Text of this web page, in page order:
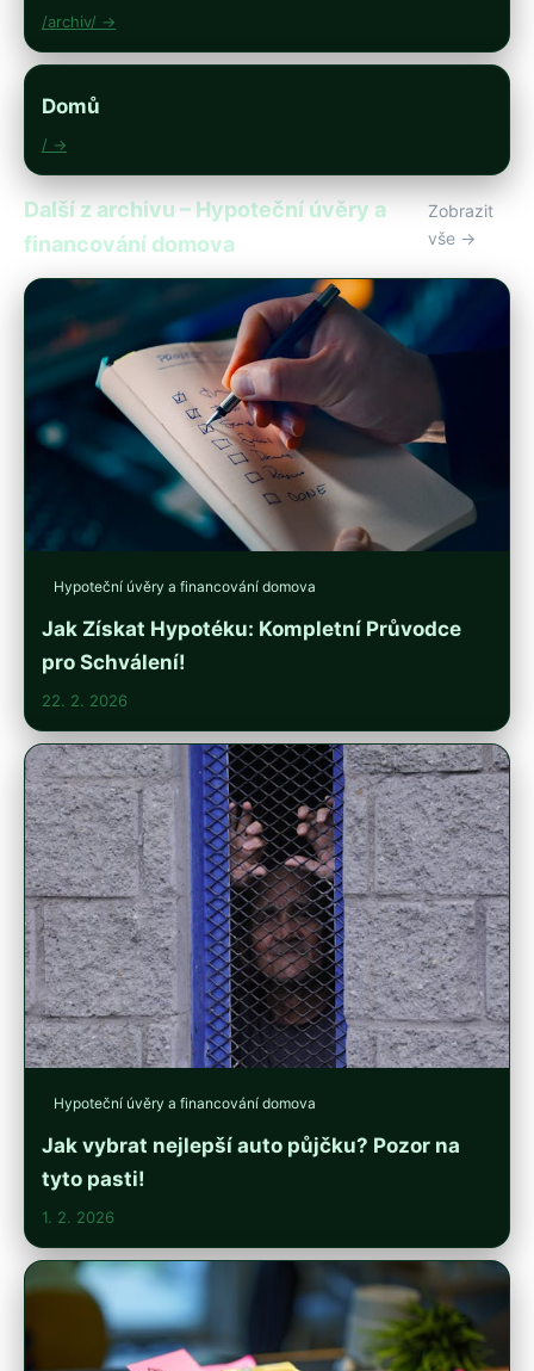
/archiv/ →
Domů
/ →
Další z archivu – Hypoteční úvěry a
financování domova
Zobrazit
vše →
Hypoteční úvěry a financování domova
Jak Získat Hypotéku: Kompletní Průvodce
pro Schválení!
22. 2. 2026
Hypoteční úvěry a financování domova
Jak vybrat nejlepší auto půjčku? Pozor na
tyto pasti!
1. 2. 2026